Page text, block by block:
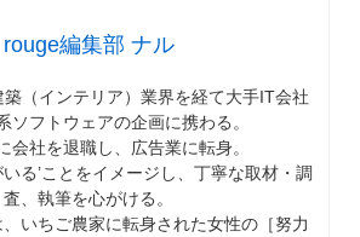
rouge編集部 ナル
（インテリア）業界を経て大手IT会社
ソフトウェアの企画に携わる。
会社を退職し、広告業に転身。
る’ことをイメージし、丁寧な取材・調
査、執筆を心がける。
いちご農家に転身された女性の［努力